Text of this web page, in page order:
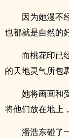
因为她漫不
也都就是自然的
而桃花印已
的天地灵气所包
她将画画和
将他们放在地上
潘浩东碰了